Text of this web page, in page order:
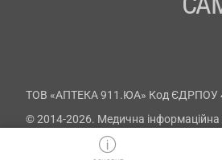
ТОВ «АПТЕКА 911.ЮА» Код ЄДРПОУ
© 2014-2026. Медична